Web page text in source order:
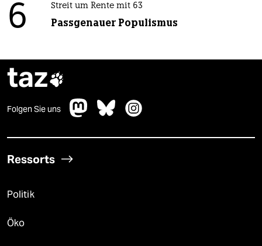
6 Streit um Rente mit 63
Passgenauer Populismus
taz
Folgen Sie uns
Ressorts
Politik
Öko